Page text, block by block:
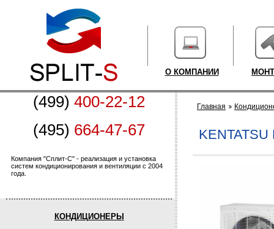
О КОМПАНИИ
(499) 400-22-12
(495) 664-47-67
Компания "Сплит-С" - реализация и установка
систем кондиционирования и вентиляции с 2004
года.
КОНДИЦИОНЕРЫ
Главная